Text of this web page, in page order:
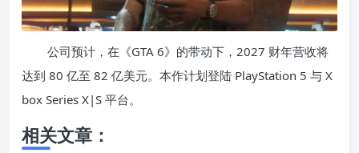
公司预计，在《GTA 6》的带动下，2027 财年营收将
达到 80 亿至 82 亿美元。本作计划登陆 PlayStation 5 与 X
box Series X|S 平台。
相关文章：